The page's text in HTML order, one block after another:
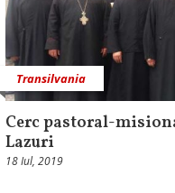
Transilvania
Cerc pastoral-
Lazuri
18 Iul, 2019